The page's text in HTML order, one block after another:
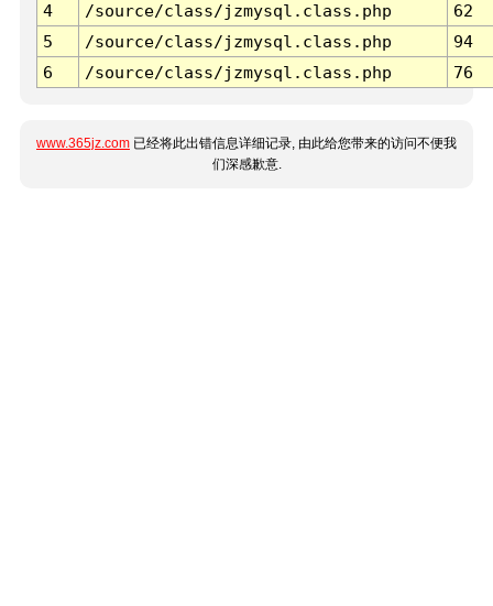
4
/source/class/jzmysql.class.php
62
5
/source/class/jzmysql.class.php
94
6
/source/class/jzmysql.class.php 76
www.365jz.com 已经将此出错信息详细记录, 由此给您带来的访问不便我
们深感歉意.